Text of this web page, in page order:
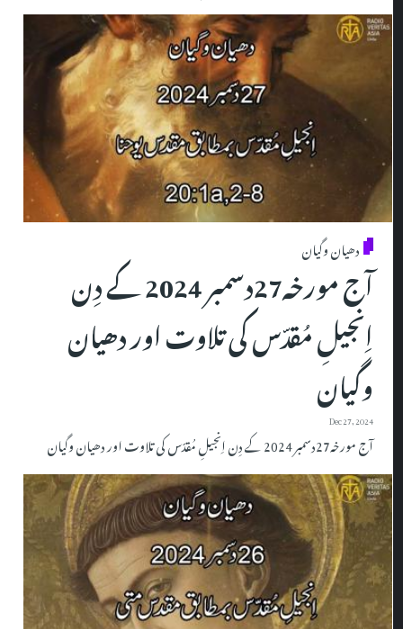
دھیان وگیان
آج مورخہ27دسمبر 2024 کے دِن
اِنجیلِ مُقدّس کی تلاوت اور دھیان
وگیان
Dec 27, 2024
آج مورخہ27دسمبر 2024 کے دِن اِنجیلِ مُقدّس کی تلاوت اور دھیان وگیان